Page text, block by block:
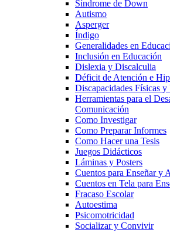
Síndrome de Down
Autismo
Asperger
Índigo
Generalidades en
Inclusión en Educación
Dislexia y Discalculia
Déficit de Atención e
Discapacidades Físicas y
Herramientas para el
Comunicación
Como Investigar
Como Preparar Informes
Como Hacer una Tesis
Juegos Didácticos
Láminas y Posters
Cuentos para Enseñar y
Cuentos en Tela para
Fracaso Escolar
Autoestima
Psicomotricidad
Socializar y Convivir